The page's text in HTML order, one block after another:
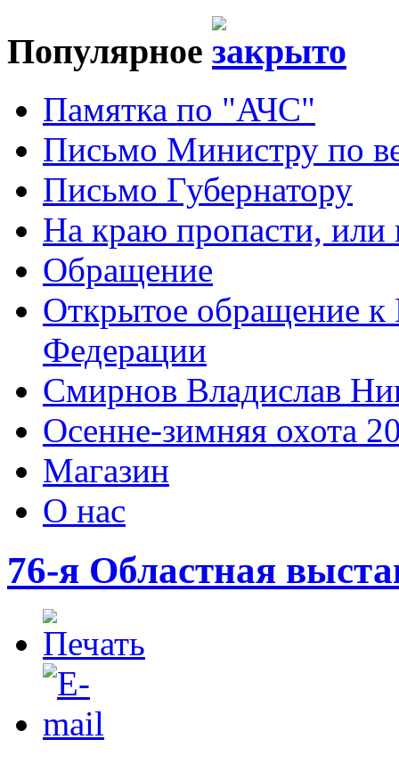
Популярное
Памятка по "АЧС"
Письмо Министру по
Письмо Губернатору
На краю пропасти, или
Обращение
Открытое обращение к
Федерации
Смирнов Владислав
Осенне-зимняя охота
Магазин
О нас
76-я Областная